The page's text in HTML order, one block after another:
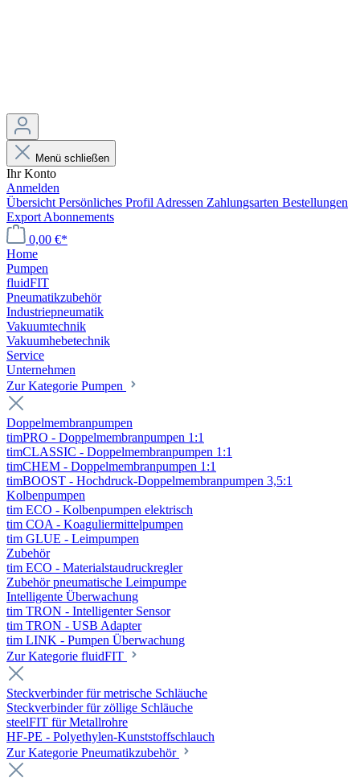
Menü schließen
Ihr Konto
Anmelden
Übersicht Persönliches Profil Adressen Zahlungsarten Bestellungen
Export Abonnements
0,00 €*
Home
Pumpen
fluidFIT
Pneumatikzubehör
Industriepneumatik
Vakuumtechnik
Vakuumhebetechnik
Service
Unternehmen
Zur Kategorie Pumpen
Doppelmembranpumpen
timPRO - Doppelmembranpumpen 1:1
timCLASSIC - Doppelmembranpumpen 1:1
timCHEM - Doppelmembranpumpen 1:1
timBOOST - Hochdruck-Doppelmembranpumpen 3,5:1
Kolbenpumpen
tim ECO - Kolbenpumpen elektrisch
tim COA - Koaguliermittelpumpen
tim GLUE - Leimpumpen
Zubehör
tim ECO - Materialstaudruckregler
Zubehör pneumatische Leimpumpe
Intelligente Überwachung
tim TRON - Intelligenter Sensor
tim TRON - USB Adapter
tim LINK - Pumpen Überwachung
Zur Kategorie fluidFIT
Steckverbinder für metrische Schläuche
Steckverbinder für zöllige Schläuche
steelFIT für Metallrohre
HF-PE - Polyethylen-Kunststoffschlauch
Zur Kategorie Pneumatikzubehör